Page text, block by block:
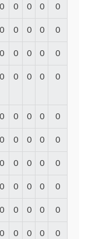
0 0 0 0 0
0 0 0 0 0
0 0 0 0 0
0 0 0 0 0
0 0 0 0 0
0 0 0 0 0
0 0 0 0 0
0 0 0 0 0
0 0 0 0 0
0 0 0 0 0